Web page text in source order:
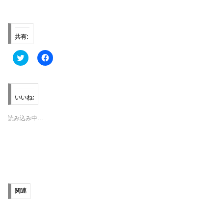
共有:
ク
リ
し
て
T
w
i
t
ウ
ィ
ン
F
a
いいね:
読み込み中…
関連